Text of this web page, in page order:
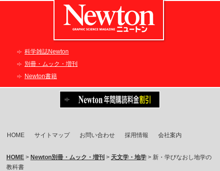
科学雑誌Newton
別冊・ムック・増刊
Newton書籍
HOME サイトマップ お問い合わせ 採用情報 会社案内
HOME> Newton別冊・ムック・増刊 > 天文学・地学> 新・学びなおし地学の
教科書